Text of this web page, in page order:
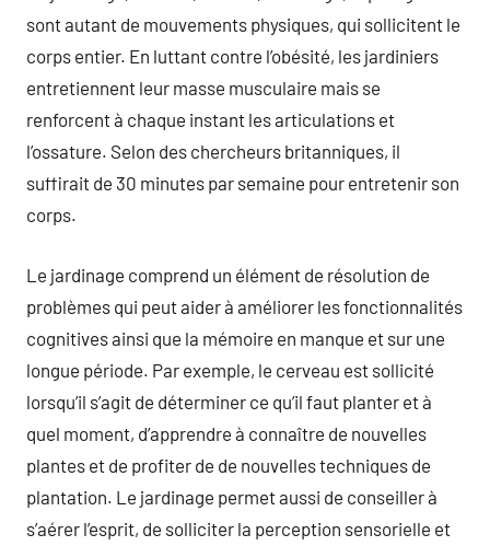
sont autant de mouvements physiques, qui sollicitent le
corps entier. En luttant contre l’obésité, les jardiniers
entretiennent leur masse musculaire mais se
renforcent à chaque instant les articulations et
l’ossature. Selon des chercheurs britanniques, il
suffirait de 30 minutes par semaine pour entretenir son
corps.
Le jardinage comprend un élément de résolution de
problèmes qui peut aider à améliorer les fonctionnalités
cognitives ainsi que la mémoire en manque et sur une
longue période. Par exemple, le cerveau est sollicité
lorsqu’il s’agit de déterminer ce qu’il faut planter et à
quel moment, d’apprendre à connaître de nouvelles
plantes et de profiter de de nouvelles techniques de
plantation. Le jardinage permet aussi de conseiller à
s’aérer l’esprit, de solliciter la perception sensorielle et